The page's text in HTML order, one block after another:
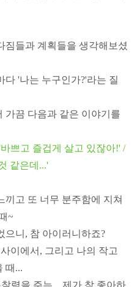
짐들과 계획들을 생각해보셨
다 '나는 누구인가?'라는 질
가끔 다음과 같은 이야기를
쁘고 즐겁게 살고 있잖아!' /
같은데...'
끼고 또 너무 분주함에 지쳐
~
으니, 참 아이러니하죠?
이에서, 그리고 나의 작고
때...
력을 주는... 제가 참 좋아하